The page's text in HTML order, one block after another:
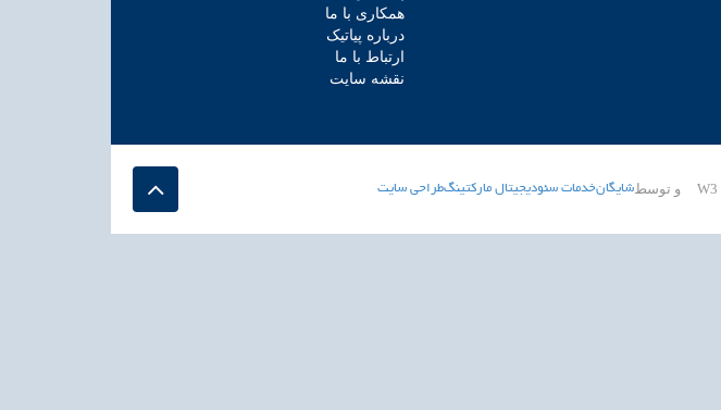
همکاری با ما
درباره پیاتیک
ارتباط با ما
نقشه سایت
طراحی سایتدیجیتال مارکتینگ و خدمات سئو توسطشایگان